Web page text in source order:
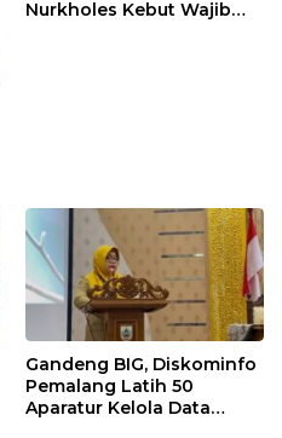
Nurkholes Kebut Wajib
Gandeng BIG, Diskominfo
Pemalang Latih 50
Aparatur Kelola Data